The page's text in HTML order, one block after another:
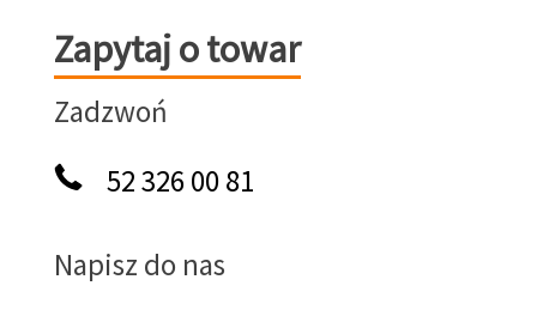
Zapytaj o towar
Zapytaj o towar
Zadzwoń
52 326 00 81
Napisz do nas